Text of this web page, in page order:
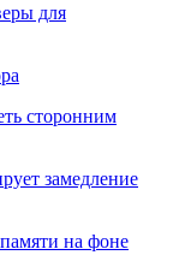
для
сторонним
замедление
на фоне